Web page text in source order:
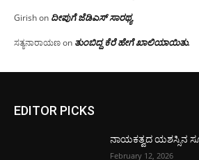
Girishon ದೀಪುಗೆ ಜೆಡಿಎಸ್ ಸಾರಥ್ಯ
ಸತ್ಯನಾರಾಯಣon ತುಂಬಿದ್ದ ಕೆರೆ ಹೇಗೆ ಖಾಲಿಯಾಯಿತು.
EDITOR PICKS
ನಾಯಕತ್ವದ ಯಶಸ್ಸಿನ
February 12, 2026